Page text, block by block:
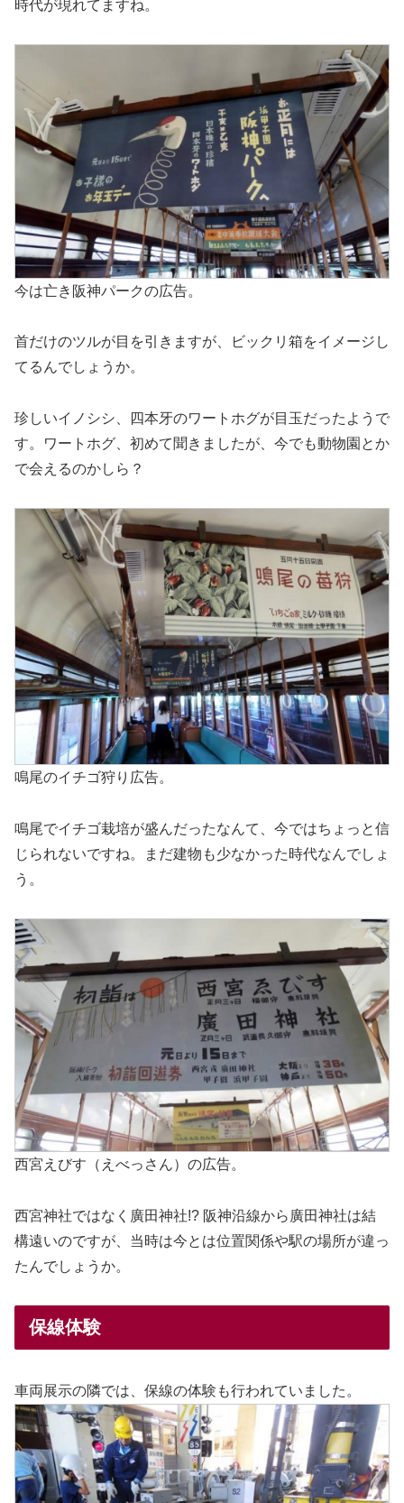
時代が現れてますね。
今は亡き阪神パークの広告。
首だけのツルが目を引きますが、ビックリ箱をイメージし
てるんでしょうか。
珍しいイノシシ、四本牙のワートホグが目玉だったようで
す。ワートホグ、初めて聞きましたが、今でも動物園とか
で会えるのかしら？
鳴尾のイチゴ狩り広告。
鳴尾でイチゴ栽培が盛んだったなんて、今ではちょっと信
じられないですね。まだ建物も少なかった時代なんでしょ
う。
西宮えびす（えべっさん）の広告。
西宮神社ではなく廣田神社!? 阪神沿線から廣田神社は結
構遠いのですが、当時は今とは位置関係や駅の場所が違っ
たんでしょうか。
保線体験
車両展示の隣では、保線の体験も行われていました。